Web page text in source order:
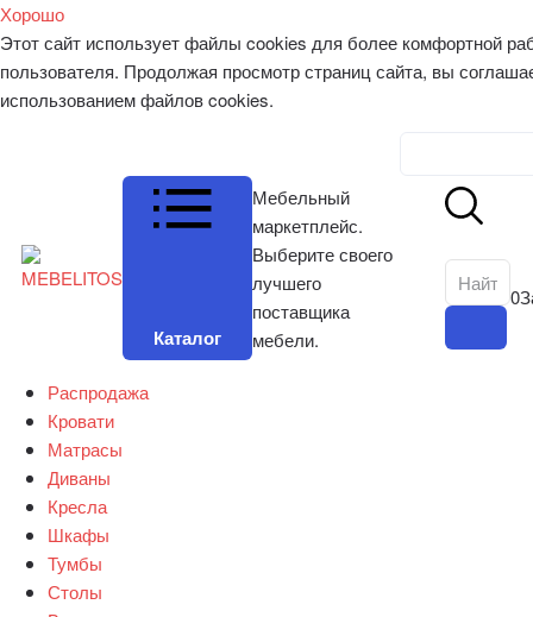
Хорошо
Этот сайт использует файлы cookies для более комфортной
пользователя. Продолжая просмотр страниц сайта, вы
использованием файлов cookies.
Каталог
Мебельный
маркетплейс.
Выберите своего
лучшего
поставщика
мебели.
0
Распродажа
Кровати
Матрасы
Диваны
Кресла
Шкафы
Тумбы
Столы